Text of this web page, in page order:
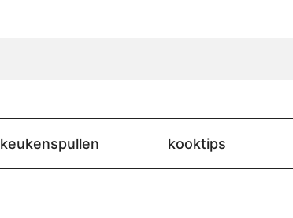
keukenspullen kooktips